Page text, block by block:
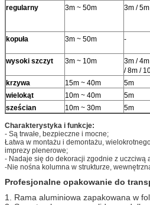
regularny 3m ~ 50m 3m / 5m
kopuła
3m ~ 50m -
wysoki szczyt
3m ~ 10m
3m /
/ 8m /
krzywa 15m ~ 40m 5m
wielokąt
10m ~ 40m 5m
sześcian
10m ~ 30m 5m
Charakterystyka i funkcje:
- Są trwałe, bezpieczne i mocne;
Łatwa w montażu i demontażu,
imprezy plenerowe;
- Nadaje się do dekoracji zgodnie z uczciwą
-Nie nośna kolumna w strukturze,
Profesjonalne opakowanie do
1. Rama aluminiowa zapakowana w